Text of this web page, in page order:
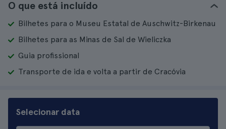
O que está incluído
Bilhetes para o Museu Estatal de Auschwitz-Birkenau
Bilhetes para as Minas de Sal de Wieliczka
Guia profissional
Transporte de ida e volta a partir de Cracóvia
Selecionar data